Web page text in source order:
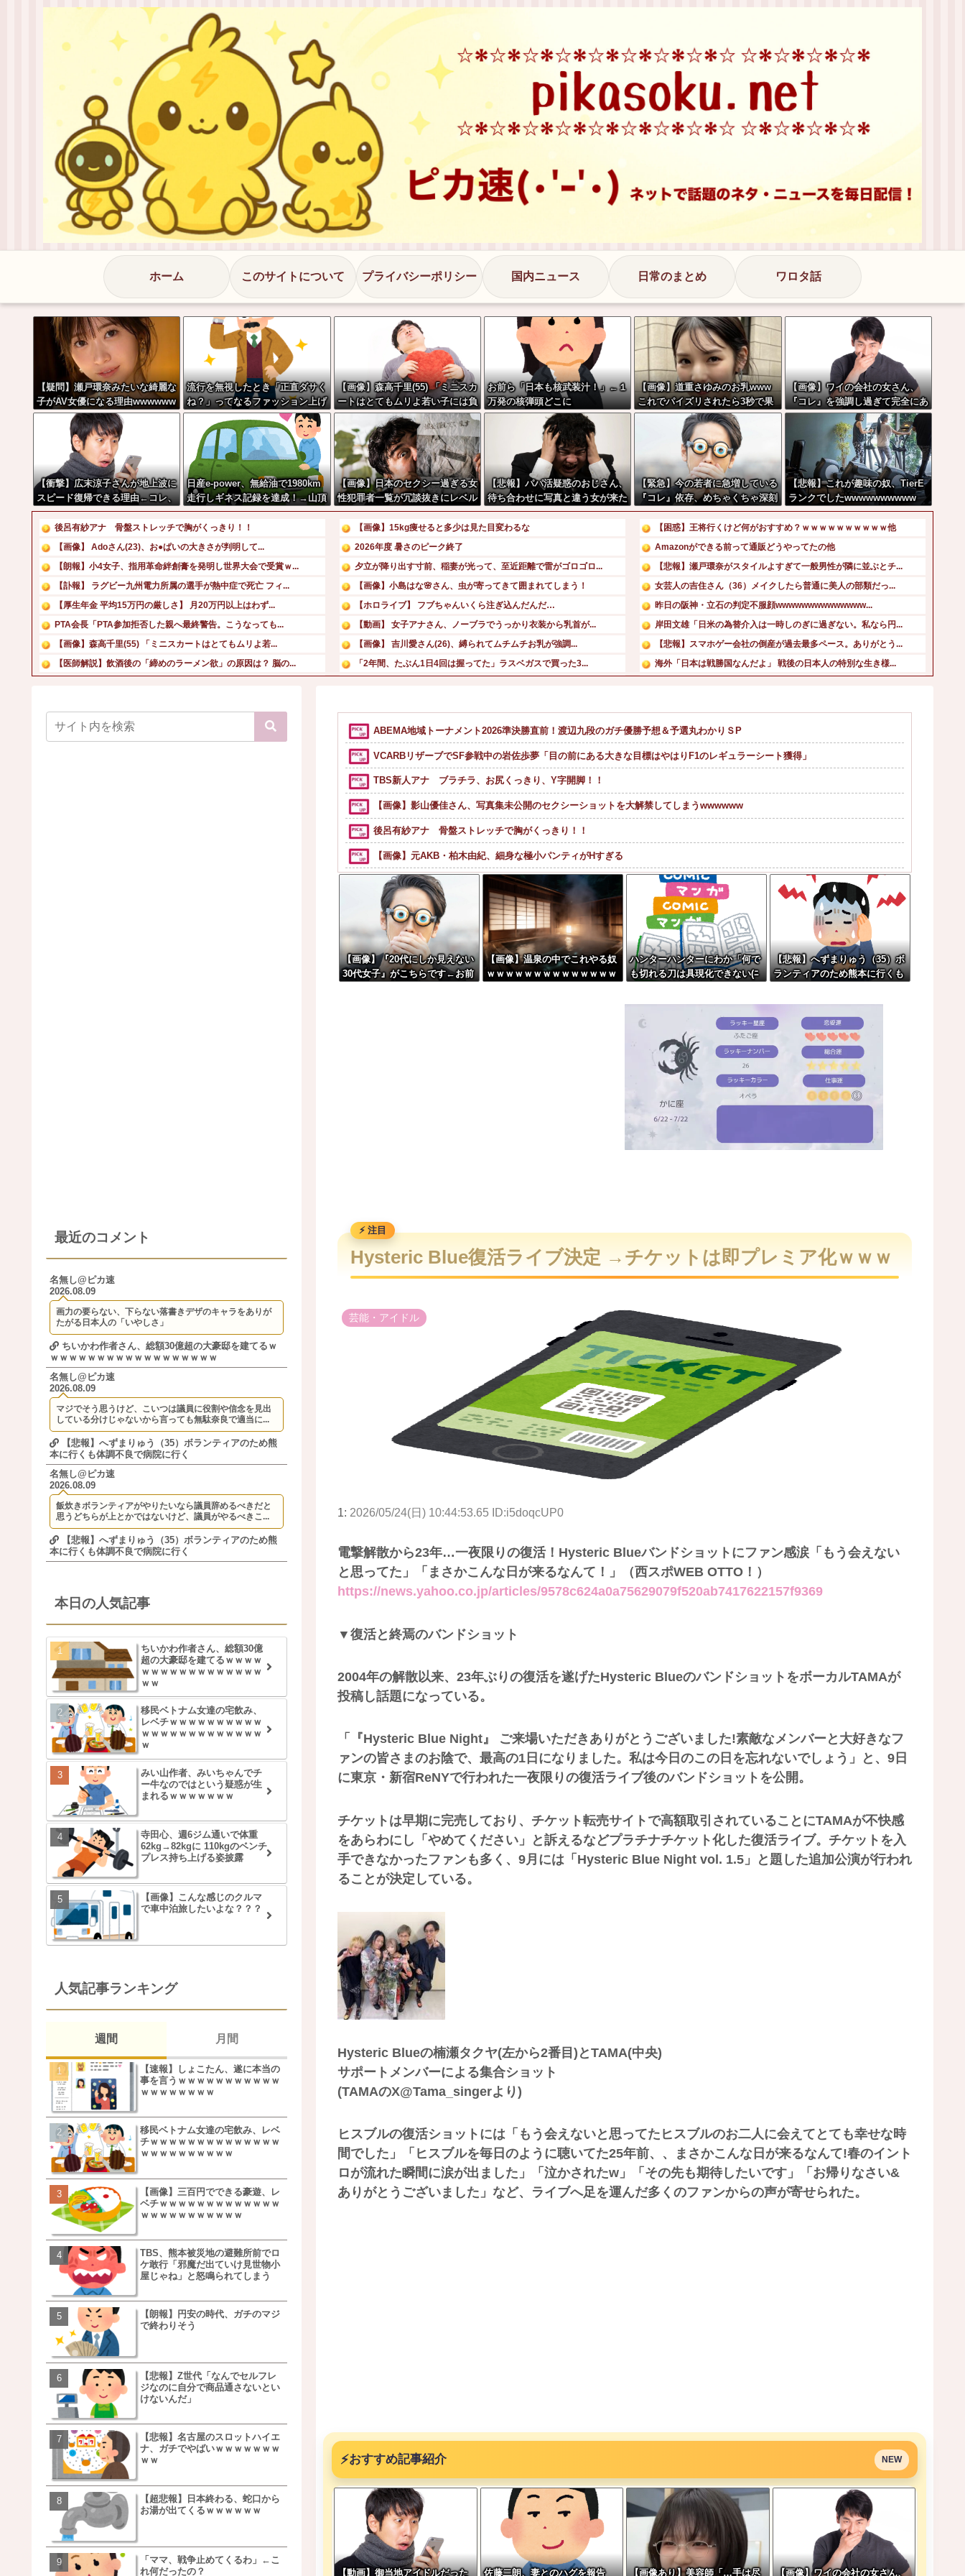
ホーム このサイトについて プライバシーポリシー 国内ニュース 日常のまとめ ワロタ話
【疑問】瀬戸環奈みたいな綺麗な
子がAV女優になる理由wwwwww
w
流行を無視したとき「正直ダサく
ね？」ってなるファッション上げ
てけ
【画像】森高千里(55) 「ミニスカ
ートはとてもムリよ若い子には負
けるわ」←ワイらにはブッ刺さり
まくってしまうw w w w w w
お前ら「日本も核武装汁！」←１
万発の核弾頭どこに
【画像】道重さゆみのお乳www
これでパイズリされたら3秒で果
てるだろ
【画像】ワイの会社の女さん、
『コレ』を強調し過ぎて完全にあ
たしこ枠を狙ってるんだがw w w
w w w w w w w w w
【衝撃】広末涼子さんが地上波に
スピード復帰できる理由←コレ、
誰にも分からない模様w w w w
w w w w
日産e-power、無給油で1980km
走行しギネス記録を達成！→山頂
から下ってるだけでした…
【画像】日本のセクシー過ぎる女
性犯罪者一覧が冗談抜きにレベル
高過ぎる件w w w w w w w w w
【悲報】パパ活疑惑のおじさん、
待ち合わせに写真と違う女が来た
ので逃げようとするも眼鏡を奪わ
れ可哀想なことになっているとこ
【緊急】今の若者に急増している
『コレ』依存、めちゃくちゃ深刻
な模様w w w w w w w w w w
【悲報】これが趣味の奴、TierE
ランクでしたwwwwwwwwww
後呂有紗アナ 骨盤ストレッチで胸がくっきり！！
【画像】 Adoさん(23)、お●ぱいの大きさが判明して...
【朗報】小4女子、指用革命絆創膏を発明し世界大会で受賞ｗ...
【訃報】 ラグビー九州電力所属の選手が熱中症で死亡 フィ...
【厚生年金 平均15万円の厳しさ】 月20万円以上はわず...
PTA会長「PTA参加拒否した親へ最終警告。こうなっても...
【画像】森高千里(55) 「ミニスカートはとてもムリよ若...
【医師解説】飲酒後の「締めのラーメン欲」の原因は？ 脳の...
【画像】美人さん(45)による、ビキニ水着姿はこちら！
【画像】45歳女のビキニ水着姿w
【画像】15kg痩せると多少は見た目変わるな
2026年度 暑さのピーク終了
夕立が降り出す寸前、稲妻が光って、至近距離で雷がゴロゴロ...
【画像】小島はな🌸さん、虫が寄ってきて囲まれてしまう！
【ホロライブ】 フブちゃんいくら注ぎ込んだんだ…
【動画】 女子アナさん、ノーブラでうっかり衣装から乳首が...
【画像】 吉川愛さん(26)、縛られてムチムチお乳が強調...
「2年間、たぶん1日4回は握ってた」ラスベガスで買った3...
【悲報】 ロシアさん、ついに国民の財産を没収しはじめる
国生さゆり、『おニャン子クラブ』時代のライバル関係語る ...
【困惑】王将行くけど何がおすすめ？ｗｗｗｗｗｗｗｗｗｗ他
Amazonができる前って通販どうやってたの他
【悲報】瀬戸環奈がスタイルよすぎて一般男性が隣に並ぶとチ...
女芸人の吉住さん（36）メイクしたら普通に美人の部類だっ...
昨日の阪神・立石の判定不服顔wwwwwwwwwwwwww...
岸田文雄「日米の為替介入は一時しのぎに過ぎない。私なら円...
【悲報】スマホゲー会社の倒産が過去最多ペース。ありがとう...
海外「日本は戦勝国なんだよ」 戦後の日本人の特別な生き様...
【朗報】グラドル・磯部優花、次に爆売れ間違いなしのイベン...
アカネの回胴でっかいどう #04【「スマスロ とある魔術...
ABEMA地域トーナメント2026準決勝直前！渡辺九段のガチ優勝予想＆予選丸わかりＳP
VCARBリザーブでSF参戦中の岩佐歩夢「目の前にある大きな目標はやはりF1のレギュラーシート獲得」
TBS新人アナ ブラチラ、お尻くっきり、Y字開脚！！
【画像】影山優佳さん、写真集未公開のセクシーショットを大解禁してしまうwwwwww
後呂有紗アナ 骨盤ストレッチで胸がくっきり！！
【画像】元AKB・柏木由紀、細身な極小パンティがHすぎる
【動画】逃げる判断はやっ！埼玉でスマホ運転のプリウスに当て逃げされる車載。
【動画】ロシア軍のドローンをネット発射装置で撃墜するウクライナ。
【熊本地震】避難者の食生活、改善急務…調理できず「パン飽き飽き」断水なお３万戸超
寺田心、週6ジム通いで体重62kg→82kgに 110kgのベンチプレス持ち上げる姿披露
【画像あり】美容師「…手は尽くしました」陰キャ女子「…ﾋｭｯ」→結果・・・
ハンターハンターにわか「何でも切れる刀は具現化できない(ﾆﾁｯ」←これ
【画像】森高千里(55) 「ミニスカートはとてもムリよ若い子には負けるわ」←ワイらにはブッ刺さりまくってし...
【画像】『20代にしか見えない
30代女子』がこちらです←お前
【画像】温泉の中でこれやる奴
ｗｗｗｗｗｗｗｗｗｗｗｗｗｗ
ハンターハンターにわか「何で
も切れる刀は具現化できない(ﾆ
【悲報】へずまりゅう（35）ボ
ランティアのため熊本に行くも
e
Hysteric Blue復活ライブ決定 →チケットは即プレミア化ｗｗｗ
芸能・アイドル
1: 2026/05/24(日) 10:44:53.65 ID:i5doqcUP0
電撃解散から23年…一夜限りの復活！Hysteric Blueバンドショットにファン感涙「もう会えない
と思ってた」「まさかこんな日が来るなんて！」（西スポWEB OTTO！）
https://news.yahoo.co.jp/articles/9578c624a0a75629079f520ab7417622157f9369
▼復活と終焉のバンドショット
2004年の解散以来、23年ぶりの復活を遂げたHysteric BlueのバンドショットをボーカルTAMAが
投稿し話題になっている。
「『Hysteric Blue Night』 ご来場いただきありがとうございました!素敵なメンバーと大好きなフ
ァンの皆さまのお陰で、最高の1日になりました。私は今日のこの日を忘れないでしょう」と、9日
に東京・新宿ReNYで行われた一夜限りの復活ライブ後のバンドショットを公開。
チケットは早期に完売しており、チケット転売サイトで高額取引されていることにTAMAが不快感
をあらわにし「やめてください」と訴えるなどプラチナチケット化した復活ライブ。チケットを入
手できなかったファンも多く、9月には「Hysteric Blue Night vol. 1.5」と題した追加公演が行われ
ることが決定している。
Hysteric Blueの楠瀬タクヤ(左から2番目)とTAMA(中央)
サポートメンバーによる集合ショット
(TAMAのX@Tama_singerより)
ヒスブルの復活ショットには「もう会えないと思ってたヒスブルのお二人に会えてとても幸せな時
間でした」「ヒスブルを毎日のように聴いてた25年前、、まさかこんな日が来るなんて!春のイント
ロが流れた瞬間に涙が出ました」「泣かされたw」「その先も期待したいです」「お帰りなさい&
ありがとうございました」など、ライブへ足を運んだ多くのファンからの声が寄せられた。
⚡おすすめ記事紹介 NEW
【動画】御当地アイドルだった 佐藤二朗、妻とのハグを報告 【画像あり】美容師「…手は尽 【画像】ワイの会社の女さん、
最近のコメント
名無し@ピカ速
2026.08.09
画力の要らない、下らない落書きデザのキャラをありが
たがる日本人の「いやしさ」
ちいかわ作者さん、総額30億超の大豪邸を建てるｗ
ｗｗｗｗｗｗｗｗｗｗｗｗｗｗｗｗｗｗ
名無し@ピカ速
2026.08.09
マジでそう思うけど、こいつは議員に役割や信念を見出
している分けじゃないから言っても無駄奈良で適当に...
【悲報】へずまりゅう（35）ボランティアのため熊
本に行くも体調不良で病院に行く
名無し@ピカ速
2026.08.09
飯炊きボランティアがやりたいなら議員辞めるべきだと
思うどちらが上とかではないけど、議員がやるべきこ...
【悲報】へずまりゅう（35）ボランティアのため熊
本に行くも体調不良で病院に行く
本日の人気記事
ちいかわ作者さん、総額30億
超の大豪邸を建てるｗｗｗｗ
ｗｗｗｗｗｗｗｗｗｗｗｗｗ
ｗｗ
移民ベトナム女達の宅飲み、
レベチｗｗｗｗｗｗｗｗｗｗ
ｗｗｗｗｗｗｗｗｗｗｗｗｗ
ｗ
みい山作者、みいちゃんでチ
ー牛なのではという疑惑が生
まれるｗｗｗｗｗｗｗ
寺田心、週6ジム通いで体重
62kg→82kgに 110kgのベンチ
プレス持ち上げる姿披露
【画像】こんな感じのクルマ
で車中泊旅したいよな？？？
人気記事ランキング
週間
【速報】しょこたん、遂に本当の
事を言うｗｗｗｗｗｗｗｗｗｗｗ
ｗｗｗｗｗｗｗｗ
移民ベトナム女達の宅飲み、レベ
チｗｗｗｗｗｗｗｗｗｗｗｗｗｗ
ｗｗｗｗｗｗｗｗｗｗ
【画像】三百円でできる豪遊、レ
ベチｗｗｗｗｗｗｗｗｗｗｗｗｗ
ｗｗｗｗｗｗｗｗｗｗｗ
TBS、熊本被災地の避難所前でロ
ケ敢行「邪魔だ出ていけ見世物小
屋じゃね」と怒鳴られてしまう
【朗報】円安の時代、ガチのマジ
で終わりそう
【悲報】Z世代「なんでセルフレ
ジなのに自分で商品通さないとい
けないんだ」
【悲報】名古屋のスロットハイエ
ナ、ガチでやばいｗｗｗｗｗｗｗ
ｗｗ
【超悲報】日本終わる、蛇口から
お湯が出てくるｗｗｗｗｗｗ
「ママ、戦争止めてくるわ」←こ
れ何だったの？
月間
松本若菜(42歳)とかいう突然現れ
た美人おばさん女優ｗｗｗｗｗｗ
ｗ
鬼越トマホーク良ちゃん、吉本を
事実上のクビにｗｗｗ
【画像】キモいオジサンが着てる
服一覧がこちらｗｗｗｗｗｗｗｗ
ｗ
【速報】しょこたん、遂に本当の
事を言うｗｗｗｗｗｗｗｗｗｗｗ
ｗｗｗｗｗｗｗｗ
移民ベトナム女達の宅飲み、レベ
【朗報】NOギルティ炭酸、登場
ｗｗｗｗｗｗｗｗｗｗｗｗ
【画像】例の梨を5000個失った農
家さん、少し流れが変わってくる
【悲報】日本、ついに駅そばの値
段が限界突破ｗｗｗｗｗｗｗｗｗ
【悲報】すき家、炎上ｗｗｗｗｗ
ｗｗｗｗｗｗｗｗｗｗｗｗｗｗｗ